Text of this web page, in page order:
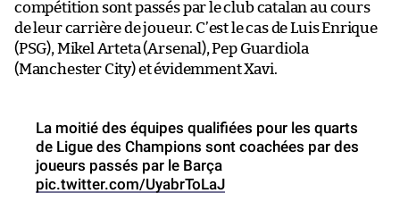
compétition sont passés par le club catalan au cours
de leur carrière de joueur. C’est le cas de Luis Enrique
(PSG), Mikel Arteta (Arsenal), Pep Guardiola
(Manchester City) et évidemment Xavi.
La moitié des équipes qualifiées pour les quarts
de Ligue des Champions sont coachées par des
joueurs passés par le Barça
pic.twitter.com/UyabrToLaJ